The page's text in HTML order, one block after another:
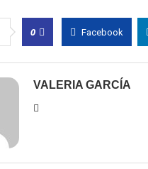
0 Facebook
VALERIA GARCÍA